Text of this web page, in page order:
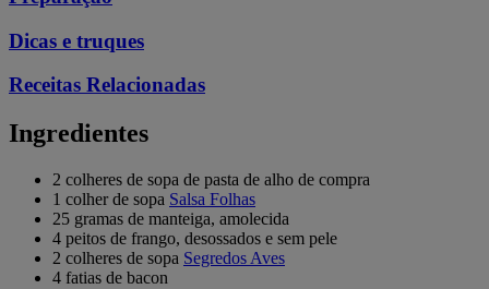
Dicas e truques
Receitas Relacionadas
Ingredientes
2 colheres de sopa de pasta de alho de compra
1 colher de sopa Salsa Folhas
25 gramas de manteiga, amolecida
4 peitos de frango, desossados e sem pele
2 colheres de sopa Segredos Aves
4 fatias de bacon